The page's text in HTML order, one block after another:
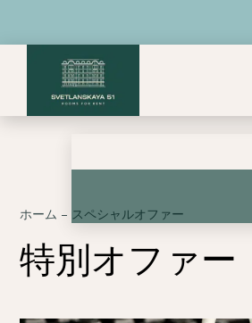
ホーム – スペシャルオファー
特別オファー